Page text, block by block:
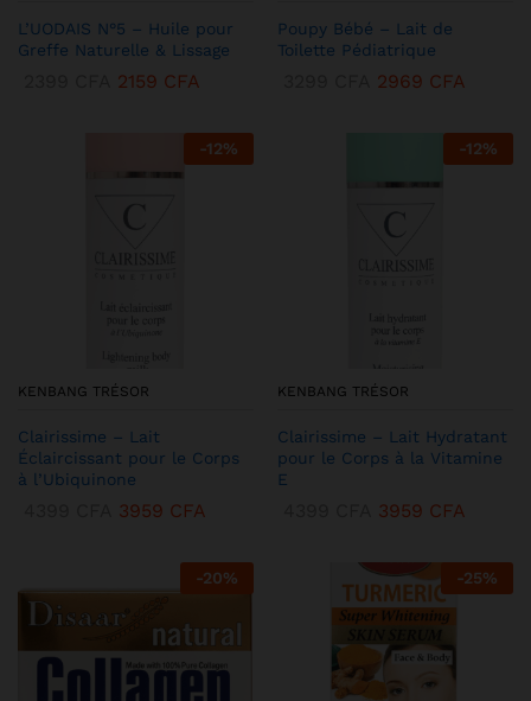
L’UODAIS N°5 – Huile pour
Greffe Naturelle & Lissage
2159 CFA
Poupy Bébé – Lait de
Toilette Pédiatrique
2969 CFA
-12%
KENBANG TRÉSOR
Clairissime – Lait
Éclaircissant pour le Corps
à l’Ubiquinone
3959 CFA
-12%
KENBANG TRÉSOR
Clairissime – Lait Hydratant
pour le Corps à la Vitamine
E
3959 CFA
-20% -25%